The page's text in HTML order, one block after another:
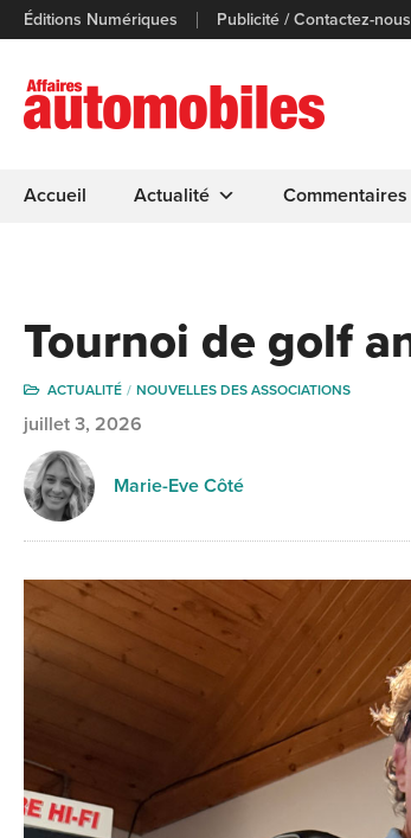
Éditions Numériques Publicité / Contactez-nous
Accueil Actualité Commentaires
Tournoi de golf
ACTUALITÉ NOUVELLES DES ASSOCIATIONS
juillet 3, 2026
Marie-Eve Côté